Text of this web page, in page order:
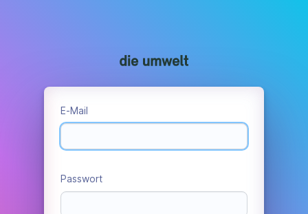
E-Mail
Passwort